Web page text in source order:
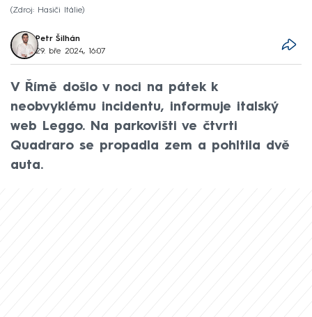
Zdroj: Hasiči Itálie
Petr Šilhán
29. bře 2024, 16:07
V Římě došlo v noci na pátek k
neobvyklému incidentu, informuje italský
web Leggo. Na parkovišti ve čtvrti
Quadraro se propadla zem a pohltila dvě
auta.